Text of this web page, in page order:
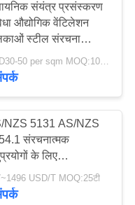
11
संयंत्र प्रसंस्करण
औद्योगिक वेंटिलेशन
स्टील संरचना
प्रतिरोधी
USD30-50 per sqm MOQ:1000 वर्गमीटर
NZS 5131 AS/NZS
संरचनात्मक
के लिए
मानक (AS
मानकों के पूर्ण अनुरूप
USD/T MOQ:25टी